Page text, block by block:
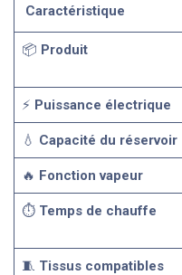
Caractéristique
📦 Produit
⚡ Puissance électrique
💧 Capacité du réservoir
🔥 Fonction vapeur
⏱️ Temps de chauffe
🧵 Tissus compatibles